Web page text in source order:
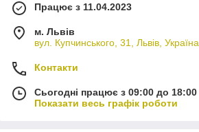
Працює з 11.04.2023
м. Львів
вул. Купчинського, 31, Львів, Україна
Контакти
Сьогодні працює з 09:00 до 18:00
Показати весь графік роботи